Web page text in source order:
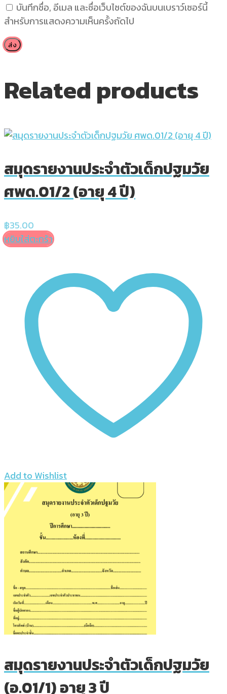
บันทึกชื่อ, อีเมล และชื่อเว็บไซต์ของฉันบนเบราว์เซอร์นี้
สำหรับการแสดงความเห็นครั้งถัดไป
Related products
สมุดรายงานประจำตัวเด็กปฐมวัย
ศพด.01/2 (อายุ 4 ปี)
฿35.00
หยิบใส่ตะกร้า
Add to Wishlist
สมุดรายงานประจำตัวเด็กปฐมวัย
(อ.01/1) อายุ 3 ปี